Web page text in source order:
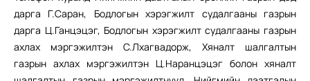
дарга Г.Саран, Бодлогын хэрэгжилт судалгааны газрын
дарга Ц.Ганцэцэг, Бодлогын хэрэгжилт судалгааны газрын
ахлах мэргэжилтэн С.Лхагвадорж, Хяналт шалгалтын
газрын ахлах мэргэжилтэн Ц.Наранцэцэг болон хяналт